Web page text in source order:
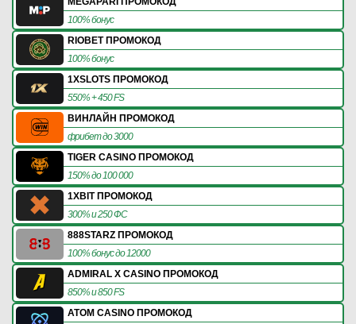
100% бонус
RIOBET ПРОМОКОД
100% бонус
1XSLOTS ПРОМОКОД
550% + 450 FS
ВИНЛАЙН ПРОМОКОД
фрибет до 3000
TIGER CASINO ПРОМОКОД
150% до 100 000
1XBIT ПРОМОКОД
300% и 250 ФС
888STARZ ПРОМОКОД
100% бонус до 12000
ADMIRAL X CASINO ПРОМОКОД
850% и 850 FS
ATOM CASINO ПРОМОКОД